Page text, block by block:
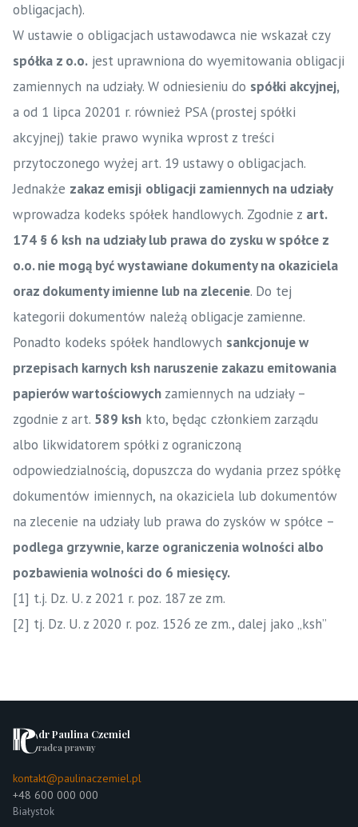
obligacjach).
W ustawie o obligacjach ustawodawca nie wskazał czy
spółka z o.o. jest uprawniona do wyemitowania obligacji
zamiennych na udziały. W odniesieniu do spółki akcyjnej,
a od 1 lipca 20201 r. również PSA (prostej spółki
akcyjnej) takie prawo wynika wprost z treści
przytoczonego wyżej art. 19 ustawy o obligacjach.
Jednakże zakaz emisji obligacji zamiennych na udziały
wprowadza kodeks spółek handlowych. Zgodnie z art.
174 § 6 ksh na udziały lub prawa do zysku w spółce z
o.o. nie mogą być wystawiane dokumenty na okaziciela
oraz dokumenty imienne lub na zlecenie. Do tej
kategorii dokumentów należą obligacje zamienne.
Ponadto kodeks spółek handlowych sankcjonuje w
przepisach karnych ksh naruszenie zakazu emitowania
papierów wartościowych zamiennych na udziały –
zgodnie z art. 589 ksh kto, będąc członkiem zarządu
albo likwidatorem spółki z ograniczoną
odpowiedzialnością, dopuszcza do wydania przez spółkę
dokumentów imiennych, na okaziciela lub dokumentów
na zlecenie na udziały lub prawa do zysków w spółce –
podlega grzywnie, karze ograniczenia wolności albo
pozbawienia wolności do 6 miesięcy.
[1] t.j. Dz. U. z 2021 r. poz. 187 ze zm.
[2] tj. Dz. U. z 2020 r. poz. 1526 ze zm., dalej jako „ksh”
dr Paulina Czemiel
radca prawny
kontakt@paulinaczemiel.pl
+48 600 000 000
Białystok